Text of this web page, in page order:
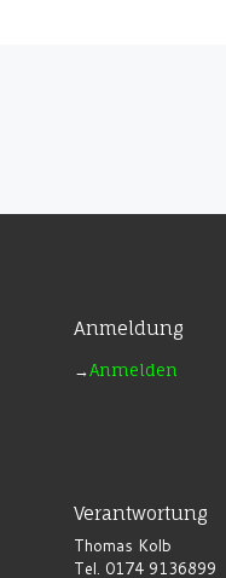
Anmeldung
→Anmelden
Verantwortung
Thomas Kolb
Tel. 0174 9136899